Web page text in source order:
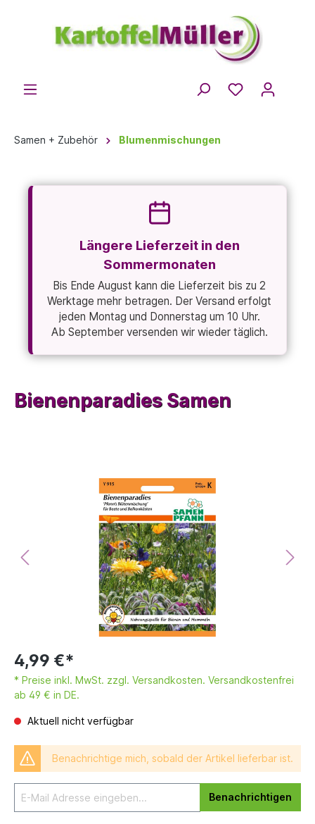
Samen + Zubehör Blumenmischungen
Längere Lieferzeit in den
Sommermonaten
Bis Ende August kann die Lieferzeit bis zu 2
Werktage mehr betragen. Der Versand erfolgt
jeden Montag und Donnerstag um 10 Uhr.
Ab September versenden wir wieder täglich.
Bienenparadies Samen
4,99 €*
* Preise inkl. MwSt. zzgl. Versandkosten. Versandkostenfrei
ab 49 € in DE.
Aktuell nicht verfügbar
Benachrichtige mich, sobald der Artikel lieferbar ist.
Benachrichtigen